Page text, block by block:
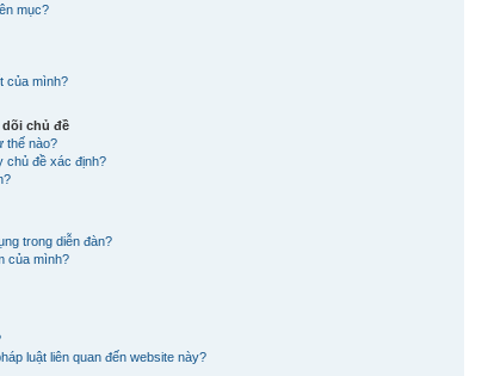
mục?
của mình?
chủ đề
thế nào?
chủ đề xác định?
trong diễn đàn?
của mình?
luật liên quan đến website này?